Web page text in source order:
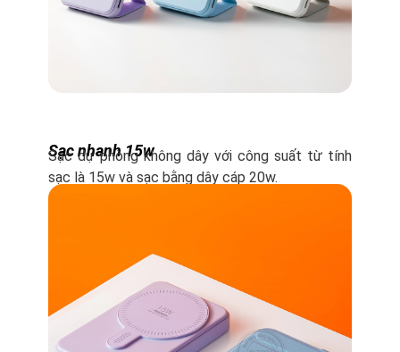
Sạc nhanh 15w
Sạc dự phòng không dây với công suất từ tính
sạc là 15w và sạc bằng dây cáp 20w.